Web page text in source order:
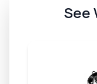
See